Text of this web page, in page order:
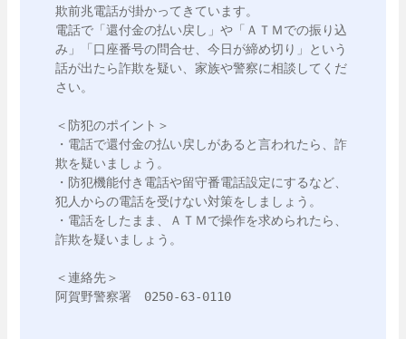
欺前兆電話が掛かってきています。
電話で「還付金の払い戻し」や「ＡＴＭでの振り込
み」「口座番号の問合せ、今日が締め切り」という
話が出たら詐欺を疑い、家族や警察に相談してくだ
さい。
＜防犯のポイント＞
・電話で還付金の払い戻しがあると言われたら、詐
欺を疑いましょう。
・防犯機能付き電話や留守番電話設定にするなど、
犯人からの電話を受けない対策をしましょう。
・電話をしたまま、ＡＴＭで操作を求められたら、
詐欺を疑いましょう。
＜連絡先＞
阿賀野警察署　0250-63-0110